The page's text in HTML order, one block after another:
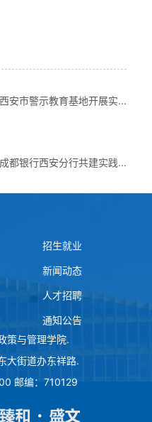
安市警示教育基地开展实...
都银行西安分行共建实践...
招生就业
新闻动态
人才招聘
通知公告
策与管理学院.
大街道办东祥路.
邮编：710129